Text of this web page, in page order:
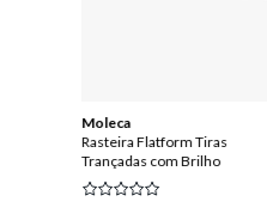
Moleca
Rasteira Flatform Tiras
Trançadas com Brilho